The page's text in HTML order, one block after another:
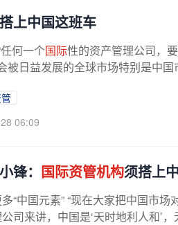
上中国这班车
何一个国际性的资产管理公司，
被日益发展的全球市场特别是中
06:09
锋： 国际资管机构须搭上
“中国元素” “现在大家把中国市
司来讲，中国是‘天时地利人和’